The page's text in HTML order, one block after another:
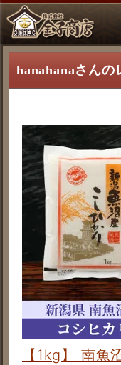
hanahanaさんの
【1kg】 南魚